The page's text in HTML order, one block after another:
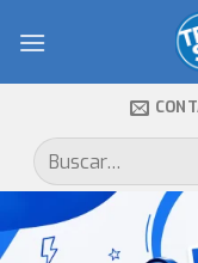
Buscar
por: